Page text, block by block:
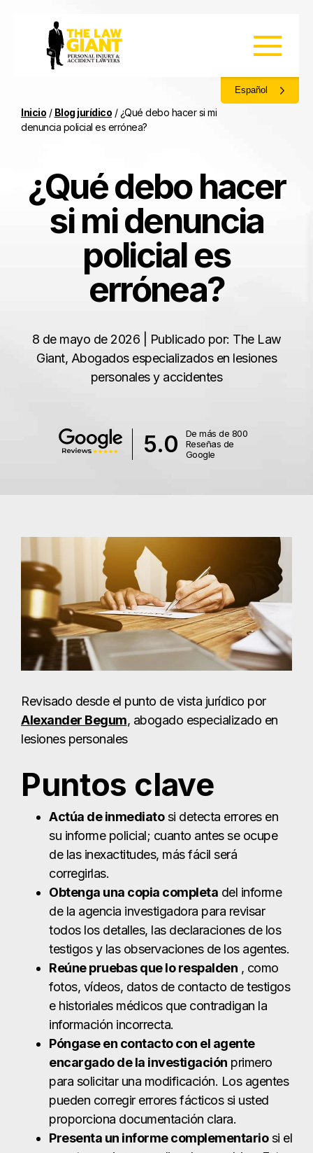
Español
Inicio / Blog jurídico / ¿Qué debo hacer si mi
denuncia policial es errónea?
5.0
De más de 800
Reseñas de
Google
¿Qué debo hacer
si mi denuncia
policial es
errónea?
8 de mayo de 2026 | Publicado por: The Law
Giant, Abogados especializados en lesiones
personales y accidentes
Revisado desde el punto de vista jurídico por
Alexander Begum, abogado especializado en
lesiones personales
Puntos clave
Actúa de inmediatosi detecta errores en
su informe policial; cuanto antes se ocupe
de las inexactitudes, más fácil será
corregirlas.
Obtenga una copia completa del informe
de la agencia investigadora para revisar
todos los detalles, las declaraciones de los
testigos y las observaciones de los agentes.
Reúne pruebas que lo respalden , como
fotos, vídeos, datos de contacto de testigos
e historiales médicos que contradigan la
información incorrecta.
Póngase en contacto con el agente
encargado de la investigación primero
para solicitar una modificación. Los agentes
pueden corregir errores fácticos si usted
proporciona documentación clara.
Presenta un informe complementariosi el